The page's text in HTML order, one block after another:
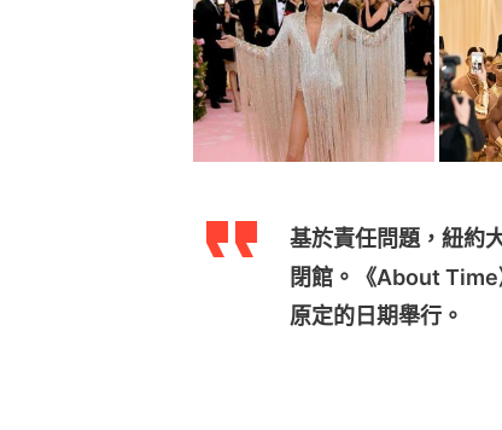
基於責任問題，紐約
閉館。《About
原定的日期舉行。